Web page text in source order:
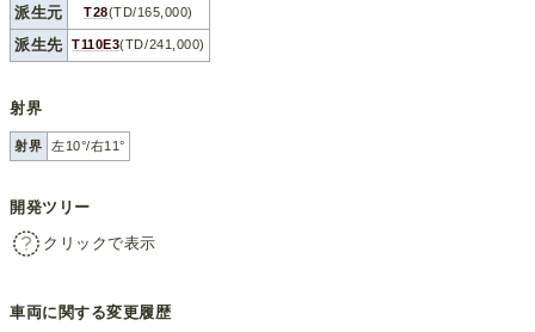
派生元 T28(TD/165,000)
派生先 T110E3(TD/241,000)
射界
射界 左10°/右11°
開発ツリー
クリックで表示
車両に関する変更履歴